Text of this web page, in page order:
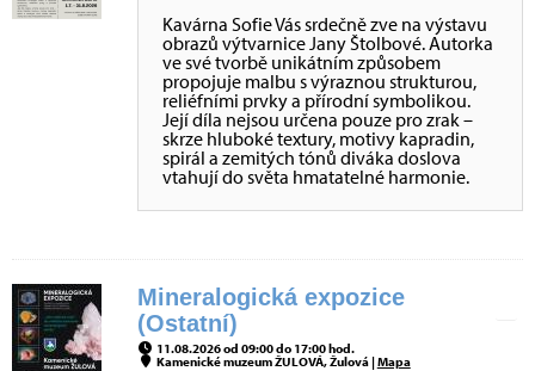
Kavárna Sofie Vás srdečně zve na výstavu
obrazů výtvarnice Jany Štolbové. Autorka
ve své tvorbě unikátním způsobem
propojuje malbu s výraznou strukturou,
reliéfními prvky a přírodní symbolikou.
Její díla nejsou určena pouze pro zrak –
skrze hluboké textury, motivy kapradin,
spirál a zemitých tónů diváka doslova
vtahují do světa hmatatelné harmonie.
Mineralogická expozice
(Ostatní)
11.08.2026 od 09:00 do 17:00 hod.
Kamenické muzeum ŽULOVÁ, Žulová |Mapa